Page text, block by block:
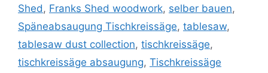
Shed , Franks Shed woodwork, selber bauen,
Späneabsaugung Tischkreissäge, tablesaw,
tablesaw dust collection, tischkreissäge,
tischkreissäge absaugung, Tischkreissäge